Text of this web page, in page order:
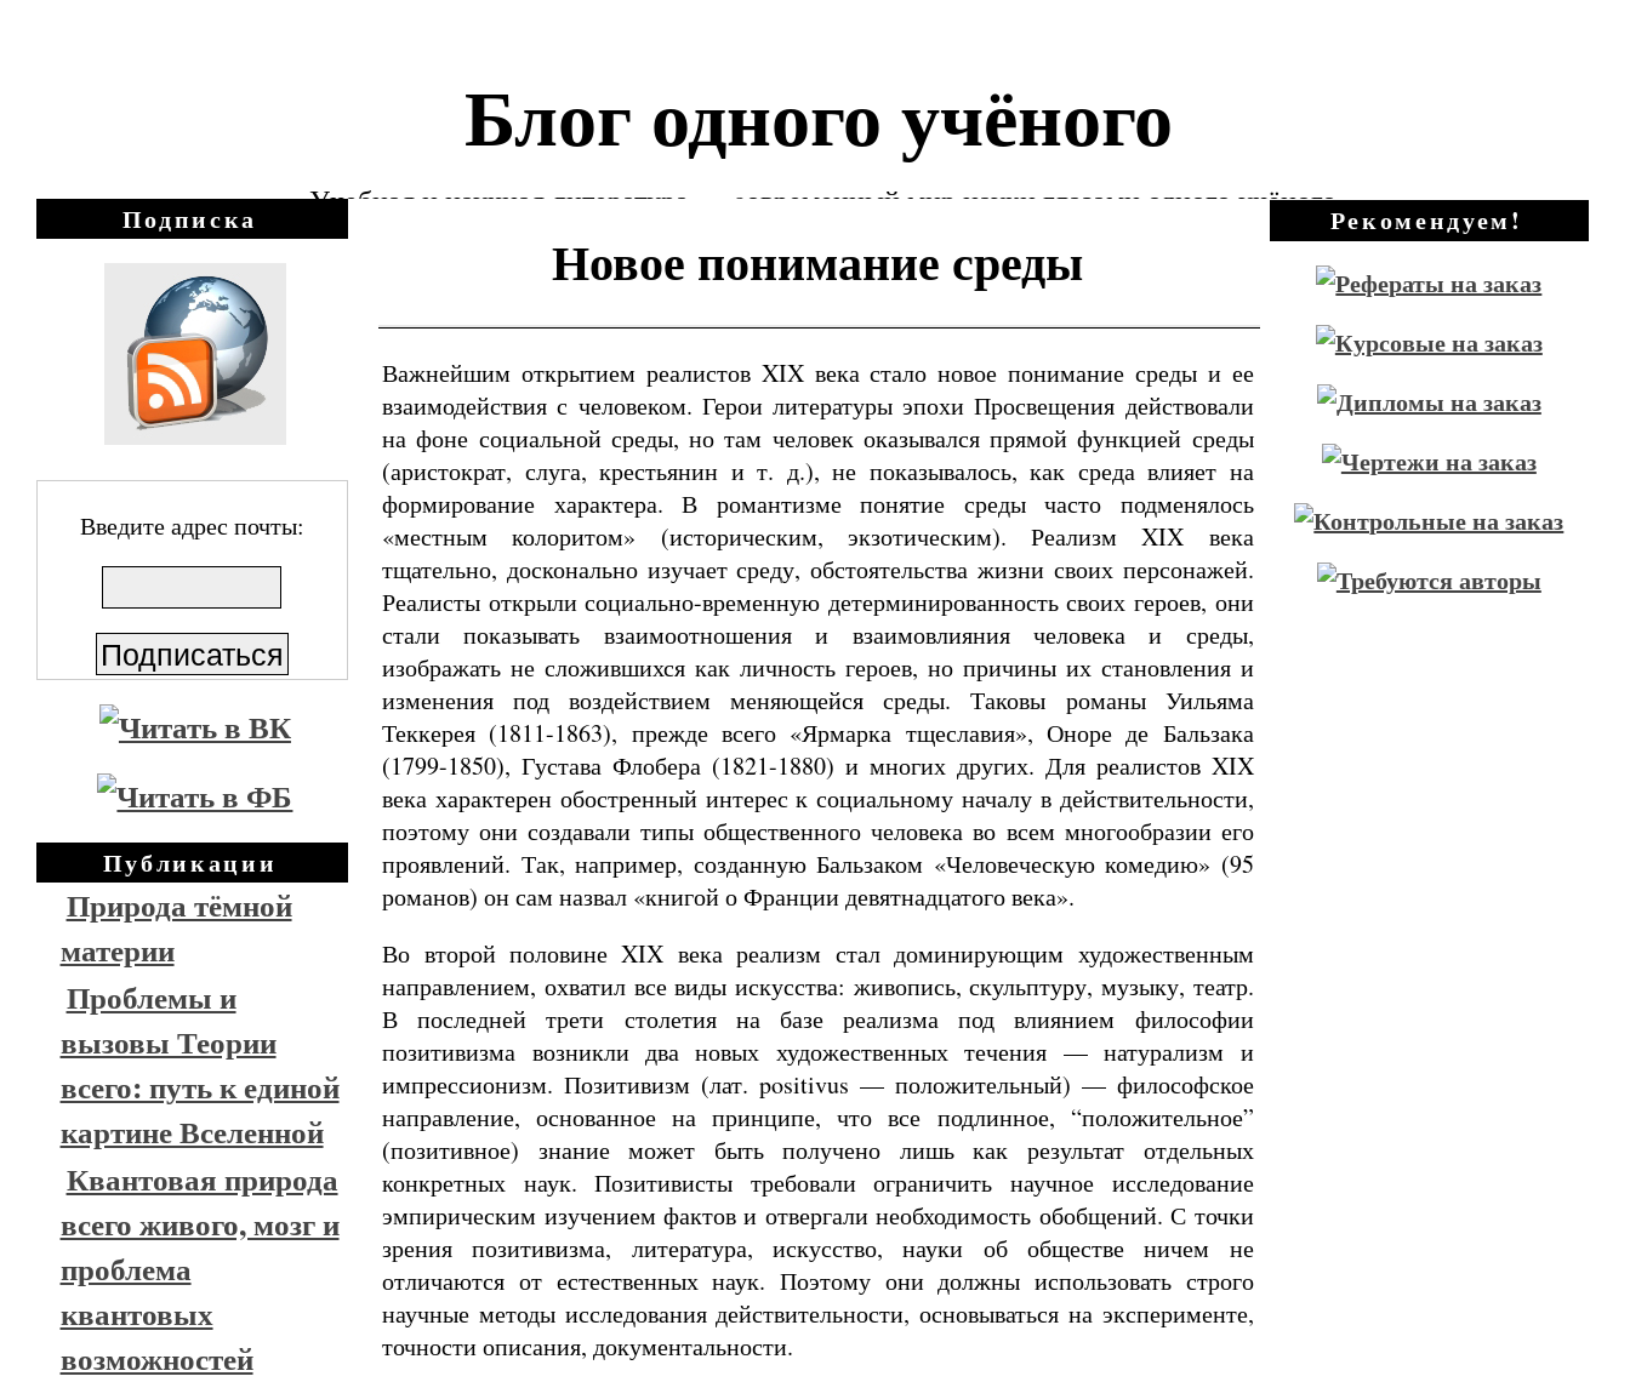
Блог одного учёного
Учебная и научная литература — cовременный мир науки глазами одного учёного
Подписка
Введите адрес почты:
Публикации
Природа тёмной
материи
Проблемы и
вызовы Теории
всего: путь к единой
картине Вселенной
Квантовая природа
всего живого, мозг и
проблема
квантовых
возможностей
Новое понимание среды
Важнейшим открытием реалистов XIX века стало новое понимание среды и ее
взаимодействия с человеком. Герои литературы эпохи Просвещения действовали
на фоне социальной среды, но там человек оказывался прямой функцией среды
(аристократ, слуга, крестьянин и т. д.), не показывалось, как среда влияет на
формирование характера. В романтизме понятие среды часто подменялось
«местным колоритом» (историческим, экзотическим). Реализм XIX века
тщательно, досконально изучает среду, обстоятельства жизни своих персонажей.
Реалисты открыли социально-временную детерминированность своих героев, они
стали показывать взаимоотношения и взаимовлияния человека и среды,
изображать не сложившихся как личность героев, но причины их становления и
изменения под воздействием меняющейся среды. Таковы романы Уильяма
Теккерея (1811-1863), прежде всего «Ярмарка тщеславия», Оноре де Бальзака
(1799-1850), Густава Флобера (1821-1880) и многих других. Для реалистов XIX
века характерен обостренный интерес к социальному началу в действительности,
поэтому они создавали типы общественного человека во всем многообразии его
проявлений. Так, например, созданную Бальзаком «Человеческую комедию» (95
романов) он сам назвал «книгой о Франции девятнадцатого века».
Во второй половине XIX века реализм стал доминирующим художественным
направлением, охватил все виды искусства: живопись, скульптуру, музыку, театр.
В последней трети столетия на базе реализма под влиянием философии
позитивизма возникли два новых художественных течения — натурализм и
импрессионизм. Позитивизм (лат. positivus — положительный) — философское
направление, основанное на принципе, что все подлинное, “положительное”
(позитивное) знание может быть получено лишь как результат отдельных
конкретных наук. Позитивисты требовали ограничить научное исследование
эмпирическим изучением фактов и отвергали необходимость обобщений. С точки
зрения позитивизма, литература, искусство, науки об обществе ничем не
отличаются от естественных наук. Поэтому они должны использовать строго
научные методы исследования действительности, основываться на эксперименте,
точности описания, документальности.
Рекомендуем!